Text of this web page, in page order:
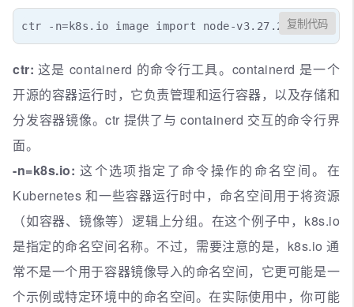
ctr -n=k8s.io image import node-v3.27.2.tar
复制代码
ctr:这是 containerd 的命令行工具。containerd 是一个
开源的容器运行时，它负责管理和运行容器，以及存储和
分发容器镜像。ctr 提供了与 containerd 交互的命令行界
面。
-n=k8s.io:这个选项指定了命令操作的命名空间。在
Kubernetes 和一些容器运行时中，命名空间用于将资源
（如容器、镜像等）逻辑上分组。在这个例子中，k8s.io
是指定的命名空间名称。不过，需要注意的是，k8s.io 通
常不是一个用于容器镜像导入的命名空间，它更可能是一
个示例或特定环境中的命名空间。在实际使用中，你可能